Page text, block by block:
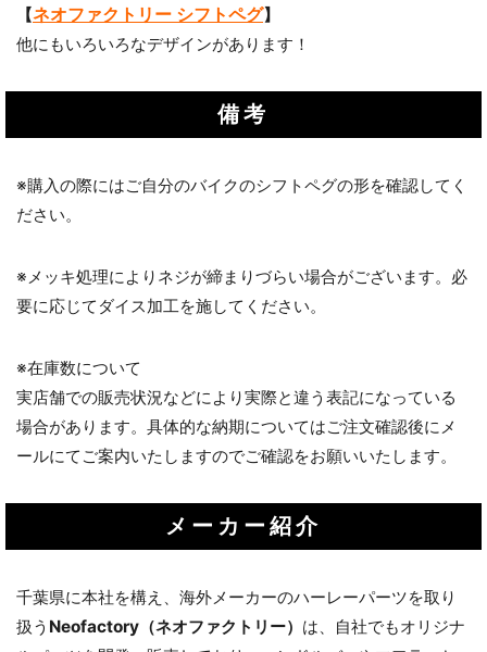
【ネオファクトリー シフトペグ】
他にもいろいろなデザインがあります！
備考
※購入の際にはご自分のバイクのシフトペグの形を確認してく
ださい。
※メッキ処理によりネジが締まりづらい場合がございます。必
要に応じてダイス加工を施してください。
※在庫数について
実店舗での販売状況などにより実際と違う表記になっている
場合があります。具体的な納期についてはご注文確認後にメ
ールにてご案内いたしますのでご確認をお願いいたします。
メーカー紹介
千葉県に本社を構え、海外メーカーのハーレーパーツを取り
扱う Neofactory（ネオファクトリー） は、自社でもオリジナ